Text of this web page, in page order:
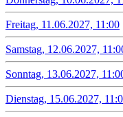
Freitag, 11.06.2027, 11:00
Samstag, 12.06.2027,
Sonntag, 13.06.2027,
Dienstag, 15.06.2027,